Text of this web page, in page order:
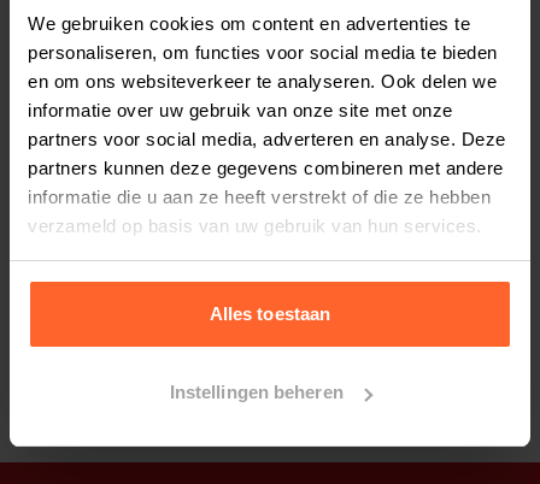
We gebruiken cookies om content en advertenties te
personaliseren, om functies voor social media te bieden
en om ons websiteverkeer te analyseren. Ook delen we
informatie over uw gebruik van onze site met onze
partners voor social media, adverteren en analyse. Deze
partners kunnen deze gegevens combineren met andere
informatie die u aan ze heeft verstrekt of die ze hebben
verzameld op basis van uw gebruik van hun services.
Alles toestaan
Instellingen beheren
Elke
2 weken
4 weken
Elke
6 weken
Elke
8 weken
Elke
10 weken
Elke
12 weken